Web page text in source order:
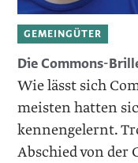
GEMEINGÜTER
Die Commons-
Wie lässt sich
meisten hatten
kennengelernt.
Abschied von der